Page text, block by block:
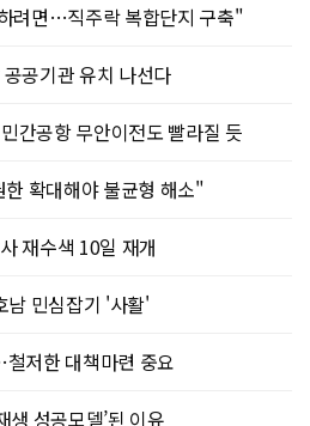
려면…직주락 복합단지 구축"
공기관 유치 나선다
간공항 무안이전도 빨라질 듯
확대해야 불균형 해소"
재수색 10일 재개
남 민심잡기 '사활'
저한 대책마련 중요
생 성공모델’된 이유